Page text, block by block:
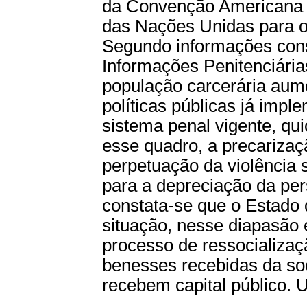
da Convenção
das Nações Unidas para
Segundo informações
Informações
população carcerária
políticas públicas já
sistema penal vigente,
esse quadro, a
perpetuação da violência
para a depreciação da
constata-se que o
situação, nesse
processo de
benesses recebidas da
recebem capital público.